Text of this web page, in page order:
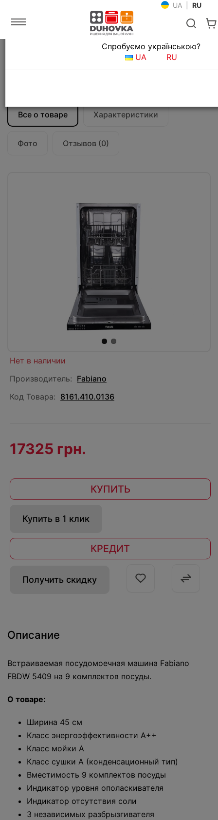
UA RU
Встраиваемая техника
Встраиваемые посудомоечные машины
Посудомоечная машина Fabiano FBDW
Все о товаре Характеристики
Фото Отзывов (0)
Язык магазина
Спробуємо українською?
UA
RU
Нет в наличии
Производитель: Fabiano
Код Товара: 8161.410.0136
17325 грн.
КУПИТЬ
Купить в 1 клик
КРЕДИТ
Получить скидку
Описание
Встраиваемая посудомоечная машина Fabiano
FBDW 5409 на 9 комплектов посуды.
О товаре:
Ширина 45 см
Класс энергоэффективности A++
Класс мойки A
Класс сушки A (конденсационный тип)
Вместимость 9 комплектов посуды
Индикатор уровня ополаскивателя
Индикатор отсутствия соли
3 независимых разбрызгивателя